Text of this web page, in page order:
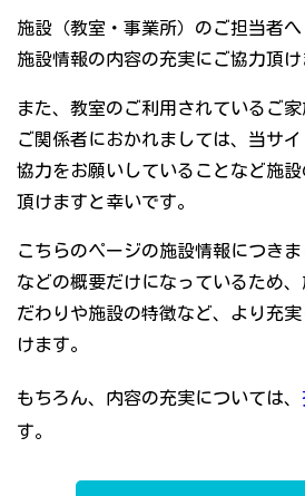
施設（教室・事業所）のご担当者へ
施設情報の内容の充実にご協力頂
また、教室のご利用されているご
ご関係者におかれましては、当サ
協力をお願いしていることなど施
頂けますと幸いです。
こちらのページの施設情報につき
などの概要だけになっているため
だわりや施設の特徴など、より充
けます。
もちろん、内容の充実については、
す。